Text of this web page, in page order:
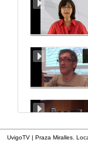
UvigoTV | Praza Miralles.